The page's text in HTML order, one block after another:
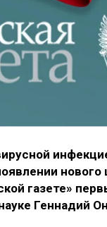
газете»
Геннадий